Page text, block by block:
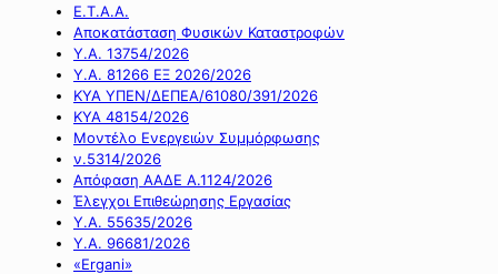
Ε.Τ.Α.Α.
Αποκατάσταση Φυσικών Καταστροφών
Υ.Α. 13754/2026
Υ.Α. 81266 ΕΞ 2026/2026
ΚΥΑ ΥΠΕΝ/ΔΕΠΕΑ/61080/391/2026
ΚΥΑ 48154/2026
Μοντέλο Ενεργειών Συμμόρφωσης
ν.5314/2026
Απόφαση ΑΑΔΕ Α.1124/2026
Έλεγχοι Επιθεώρησης Εργασίας
Υ.Α. 55635/2026
Υ.Α. 96681/2026
«Ergani»